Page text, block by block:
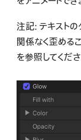
注記: テキストの
関係なく歪める
を参照してくださ